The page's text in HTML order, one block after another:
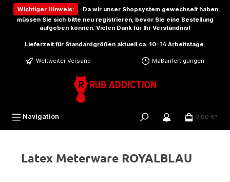
springen
Wichtiger Hinweis:
Da wir unser Shopsystem gewechselt haben,
müssen Sie sich bitte neu registrieren, bevor Sie eine Bestellung
aufgeben können. Vielen Dank für Ihr Verständnis!
Lieferzeit für Standardgrößen aktuell ca. 10–14 Arbeitstage.
Weltweiter Versand Maßanfertigungen
Navigation 0,00 €*
Latex Meterware ROYALBLAU